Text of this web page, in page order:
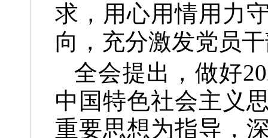
求，用心用情用力
向，充分激发党员
全会提出，做好
中国特色社会主义
重要思想为指导，